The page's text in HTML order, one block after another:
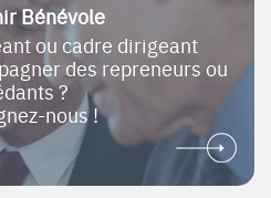
Bénévole
ou cadre dirigeant
des repreneurs ou
?
nous !